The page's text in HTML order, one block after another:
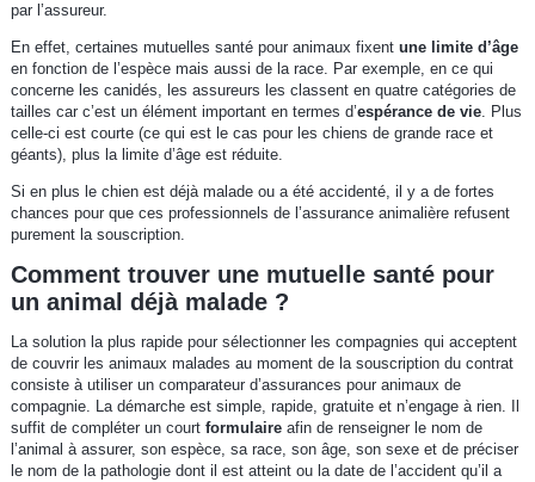
par l’assureur.
En effet, certaines mutuelles santé pour animaux fixent une limite d’âge
en fonction de l’espèce mais aussi de la race. Par exemple, en ce qui
concerne les canidés, les assureurs les classent en quatre catégories de
tailles car c’est un élément important en termes d’espérance de vie. Plus
celle-ci est courte (ce qui est le cas pour les chiens de grande race et
géants), plus la limite d’âge est réduite.
Si en plus le chien est déjà malade ou a été accidenté, il y a de fortes
chances pour que ces professionnels de l’assurance animalière refusent
purement la souscription.
Comment trouver une mutuelle santé pour
un animal déjà malade ?
La solution la plus rapide pour sélectionner les compagnies qui acceptent
de couvrir les animaux malades au moment de la souscription du contrat
consiste à utiliser un comparateur d’assurances pour animaux de
compagnie. La démarche est simple, rapide, gratuite et n’engage à rien. Il
suffit de compléter un court formulaireafin de renseigner le nom de
l’animal à assurer, son espèce, sa race, son âge, son sexe et de préciser
le nom de la pathologie dont il est atteint ou la date de l’accident qu’il a